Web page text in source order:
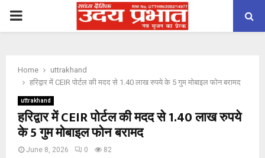
PRIMARY
Home
uttrakhand
हरिद्वार में CEIR पोर्टल की मदद से 1.40 लाख रुपये के 5 गुम मोबाइल फोन बरामद
uttrakhand
हरिद्वार में CEIR पोर्टल की मदद से 1.40 लाख रुपये
के 5 गुम मोबाइल फोन बरामद
June 8, 2026 0 82